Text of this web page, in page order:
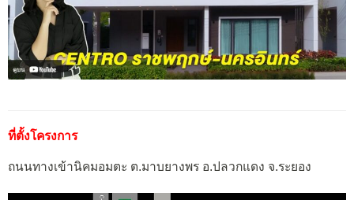
ที่ตั้งโครงการ
ถนนทางเข้านิคมอมตะ ต.มาบยางพร อ.ปลวกแดง จ.ระยอง